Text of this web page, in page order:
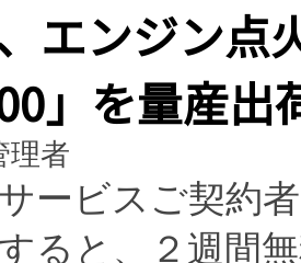
エンジン点
」を量産出
理者
ービスご契約
ると、２週間